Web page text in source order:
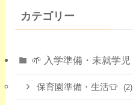
カテゴリー
🌱 入学準備・未就学児
保育園準備・生活👕 (2)